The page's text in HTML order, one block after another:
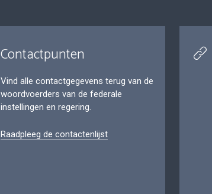
Contactpunten
Vind alle contactgegevens terug van de
woordvoerders van de federale
instellingen en regering.
Raadpleeg de contactenlijst